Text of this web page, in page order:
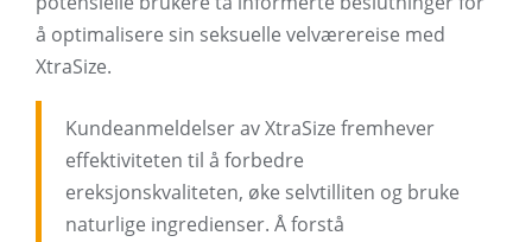
å optimalisere sin seksuelle velværereise med
XtraSize.
Kundeanmeldelser av XtraSize fremhever
effektiviteten til å forbedre
ereksjonskvaliteten, øke selvtilliten og bruke
naturlige ingredienser. Å forstå